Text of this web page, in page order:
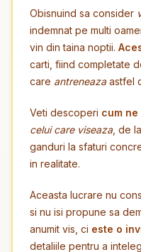
Obisnuind sa consider
indemnat pe multi
vin din taina noptii.
carti, fiind completate
care antreneazaastfel
Veti descoperi cum
celui care viseaza, de
ganduri la sfaturi
in realitate.
Aceasta lucrare nu
si nu isi propune sa
anumit vis, ci este o
detaliile pentru a